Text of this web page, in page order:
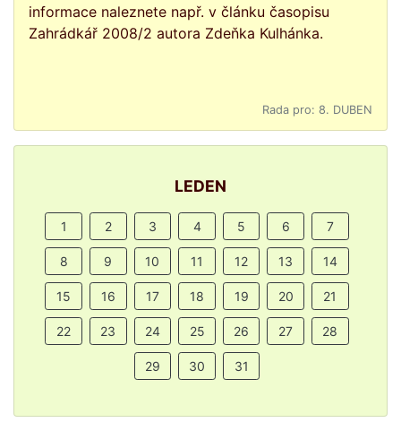
informace naleznete např. v článku časopisu
Zahrádkář 2008/2 autora Zdeňka Kulhánka.
Rada pro: 8. DUBEN
LEDEN
1 2 3 4 5 6 7
8 9 10 11 12 13 14
15 16 17 18 19 20 21
22 23 24 25 26 27 28
29 30 31